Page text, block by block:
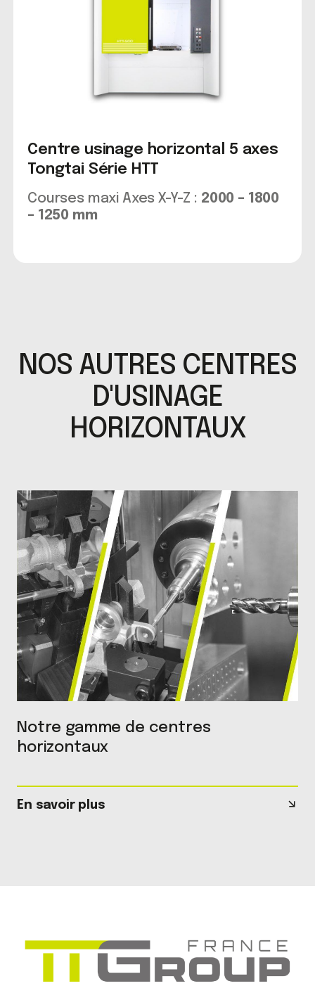
Centre usinage horizontal 5 axes
Tongtai Série HTT
Courses maxi Axes X-Y-Z : 2000 – 1800
– 1250 mm
NOS AUTRES CENTRES
D'USINAGE
HORIZONTAUX
Notre gamme de centres
horizontaux
En savoir plus